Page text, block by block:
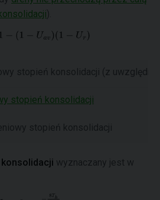
).
stopień konsolidacji (z
stopień konsolidacji
stopień konsolidacji
wyznaczany jest w